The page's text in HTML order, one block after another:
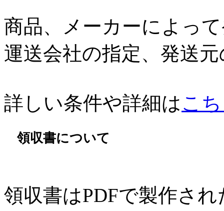
商品、メーカーによっ
運送会社の指定、発送
詳しい条件や詳細はこ
領収書について
領収書はPDFで製作さ